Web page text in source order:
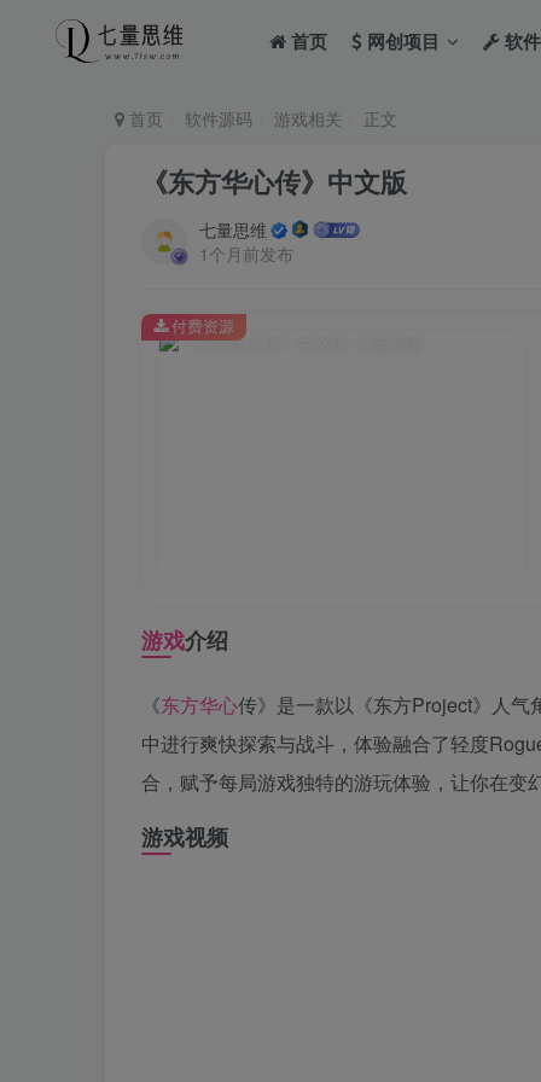
首页 网创项目 软
首页 软件源码 游戏相关 正文
《东方华心传》中文版
七量思维
1个月前发布
付费资源
游戏介绍
《东方华心传》是一款以《东方Project》人气
中进行爽快探索与战斗，体验融合了轻度
合，赋予每局游戏独特的游玩体验，让你在
游戏视频